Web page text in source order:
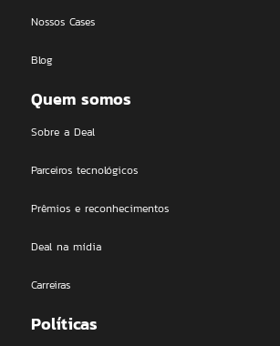
Nossos Cases
Blog
Quem somos
Sobre a Deal
Parceiros tecnológicos
Prêmios e reconhecimentos
Deal na mídia
Carreiras
Políticas